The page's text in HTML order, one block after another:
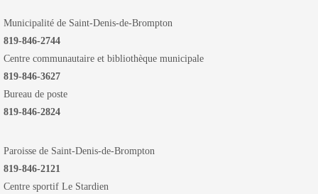
Municipalité de Saint-Denis-de-Brompton
819-846-2744
Centre communautaire et bibliothèque municipale
819-846-3627
Bureau de poste
819-846-2824
Paroisse de Saint-Denis-de-Brompton
819-846-2121
Centre sportif Le Stardien